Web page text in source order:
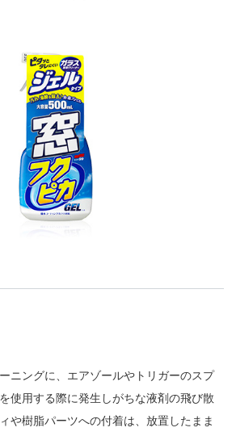
ニングに、エアゾールやトリガーのスプ
使用する際に発生しがちな液剤の飛び散
や樹脂パーツへの付着は、放置したまま